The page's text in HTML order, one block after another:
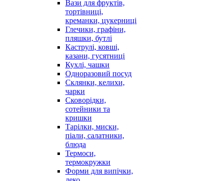
Вази для фруктів,
тортівниці,
креманки, цукерниці
Глечики, графіни,
пляшки, бутлі
Каструлі, ковші,
казани, гусятниці
Кухлі, чашки
Одноразовий посуд
Склянки, келихи,
чарки
Сковорідки,
сотейники та
кришки
Тарілки, миски,
піали, салатники,
блюда
Термоси,
термокружки
Форми для випічки,